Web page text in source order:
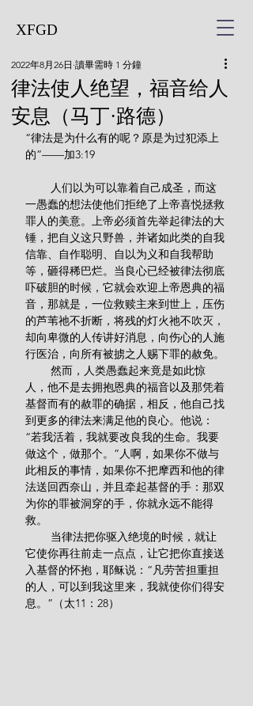
XFGD
律法使人绝望，福音给人
安息（马丁·路德）
2022年8月26日 讀畢需時 1 分鐘
“律法是为什么有的呢？原是为过犯添上
的”——加3:19
一愚蠢的想法使他们拒绝了上帝喜悦拯救
罪人的美意。上帝必须首先举起律法的大
锤，把自义这只野兽，并诸如此类的自我
信靠、自作聪明、自以为义和自我帮助
等，砸得稀巴烂。当良心已经被律法彻底
吓破胆的时候，它就会欢迎上帝恩典的福
音，那就是，一位救赎主来到世上，压伤
的芦苇祂不折断，将残的灯火祂不吹灭，
却向卑微的人传讲好消息，向伤心的人施
行医治，向所有被掳之人赐下罪的赦免。
人，他不是去拥抱恩典的福音以及那凭着
基督而有的赦罪的确据，相反，他自己找
到更多的律法来满足他的良心。他说：
“若我活着，我就要改良我的生命。我要
做这个，做那个。”人啊，如果你不做与
此相反的事情，如果你不把摩西和他的律
法送回西奈山，并且牵起基督的手：那双
为你的罪被洞穿的手，你就永远不能得
救。
它使你再往前走一点点，让它把你直接送
入基督的怀抱，耶稣说：“凡劳苦担重担
的人，可以到我这里来，我就使你们得安
息。”（太11：28）